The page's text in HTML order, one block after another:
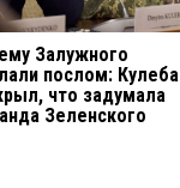
Залужного
послом: Кулеба
что задумала
Зеленского